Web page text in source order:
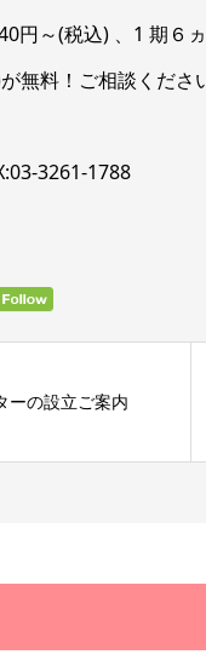
円～(税込) 、1 期６
無料！ご相談くださ
3261-1788
ーの設立ご案内